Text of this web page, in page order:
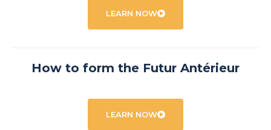
LEARN NOW
How to form the Futur Antérieur
LEARN NOW